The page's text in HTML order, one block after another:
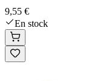
9,55 €
En stock